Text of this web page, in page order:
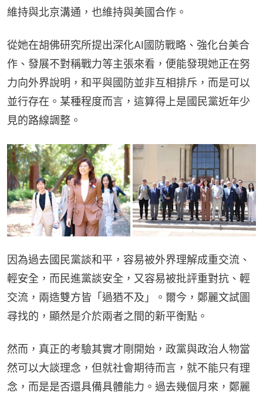
維持與北京溝通，也維持與美國合作。
從她在胡佛研究所提出深化AI國防戰略、強化台美合
作、發展不對稱戰力等主張來看，便能發現她正在努
力向外界說明，和平與國防並非互相排斥，而是可以
並行存在。某種程度而言，這算得上是國民黨近年少
見的路線調整。
因為過去國民黨談和平，容易被外界理解成重交流、
輕安全，而民進黨談安全，又容易被批評重對抗、輕
交流，兩造雙方皆「過猶不及」。爾今，鄭麗文試圖
尋找的，顯然是介於兩者之間的新平衡點。
然而，真正的考驗其實才剛開始，政黨與政治人物當
然可以大談理念，但就社會期待而言，就不能只有理
念，而是是否還具備具體能力。過去幾個月來，鄭麗